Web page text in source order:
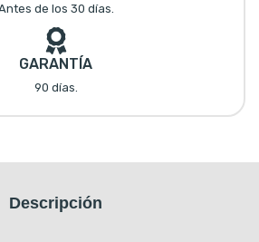
de los 30 días.
GARANTÍA
90 días.
Descripción